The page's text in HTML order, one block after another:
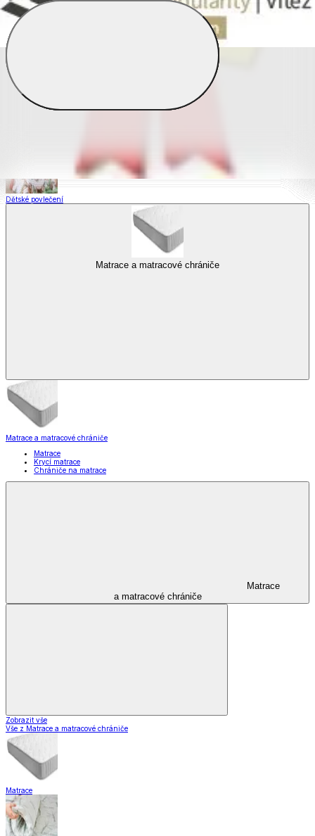
Saténové povlečení
Povlečení s fototiskem
Dětské povlečení
Matrace a matracové chrániče
Matrace a matracové chrániče
Matrace
Krycí matrace
Chrániče na matrace
Matrace
a matracové chrániče
Zobrazit vše
Vše z Matrace a matracové chrániče
Matrace